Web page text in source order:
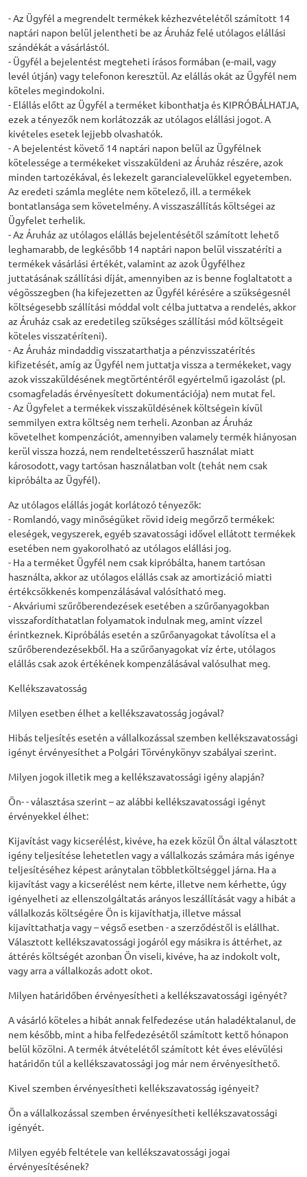
- Az Ügyfél a megrendelt termékek kézhezvételétől számított 14
naptári napon belül jelentheti be az Áruház felé utólagos elállási
szándékát a vásárlástól.
- Ügyfél a bejelentést megteheti írásos formában (e-mail, vagy
levél útján) vagy telefonon keresztül. Az elállás okát az Ügyfél nem
köteles megindokolni.
- Elállás előtt az Ügyfél a terméket kibonthatja és KIPRÓBÁLHATJA,
ezek a tényezők nem korlátozzák az utólagos elállási jogot. A
kivételes esetek lejjebb olvashatók.
- A bejelentést követő 14 naptári napon belül az Ügyfélnek
kötelessége a termékeket visszaküldeni az Áruház részére, azok
minden tartozékával, és lekezelt garancialevelükkel egyetemben.
Az eredeti számla megléte nem kötelező, ill. a termékek
bontatlansága sem követelmény. A visszaszállítás költségei az
Ügyfelet terhelik.
- Az Áruház az utólagos elállás bejelentésétől számított lehető
leghamarabb, de legkésőbb 14 naptári napon belül visszatéríti a
termékek vásárlási értékét, valamint az azok Ügyfélhez
juttatásának szállítási díját, amennyiben az is benne foglaltatott a
végösszegben (ha kifejezetten az Ügyfél kérésére a szükségesnél
költségesebb szállítási móddal volt célba juttatva a rendelés, akkor
az Áruház csak az eredetileg szükséges szállítási mód költségeit
köteles visszatéríteni).
- Az Áruház mindaddig visszatarthatja a pénzvisszatérítés
kifizetését, amíg az Ügyfél nem juttatja vissza a termékeket, vagy
azok visszaküldésének megtörténtéről egyértelmű igazolást (pl.
csomagfeladás érvényesített dokumentációja) nem mutat fel.
- Az Ügyfelet a termékek visszaküldésének költségein kívül
semmilyen extra költség nem terheli. Azonban az Áruház
követelhet kompenzációt, amennyiben valamely termék hiányosan
kerül vissza hozzá, nem rendeltetésszerű használat miatt
károsodott, vagy tartósan használatban volt (tehát nem csak
kipróbálta az Ügyfél).
Az utólagos elállás jogát korlátozó tényezők:
- Romlandó, vagy minőségüket rövid ideig megőrző termékek:
eleségek, vegyszerek, egyéb szavatossági idővel ellátott termékek
esetében nem gyakorolható az utólagos elállási jog.
- Ha a terméket Ügyfél nem csak kipróbálta, hanem tartósan
használta, akkor az utólagos elállás csak az amortizáció miatti
értékcsökkenés kompenzálásával valósítható meg.
- Akváriumi szűrőberendezések esetében a szűrőanyagokban
visszafordíthatatlan folyamatok indulnak meg, amint vízzel
érintkeznek. Kipróbálás esetén a szűrőanyagokat távolítsa el a
szűrőberendezésekből. Ha a szűrőanyagokat víz érte, utólagos
elállás csak azok értékének kompenzálásával valósulhat meg.
Kellékszavatosság
Milyen esetben élhet a kellékszavatosság jogával?
Hibás teljesítés esetén a vállalkozással szemben kellékszavatossági
igényt érvényesíthet a Polgári Törvénykönyv szabályai szerint.
Milyen jogok illetik meg a kellékszavatossági igény alapján?
Ön- - választása szerint – az alábbi kellékszavatossági igényt
érvényekkel élhet:
Kijavítást vagy kicserélést, kivéve, ha ezek közül Ön által választott
igény teljesítése lehetetlen vagy a vállalkozás számára más igénye
teljesítéséhez képest aránytalan többletköltséggel járna. Ha a
kijavítást vagy a kicserélést nem kérte, illetve nem kérhette, úgy
igényelheti az ellenszolgáltatás arányos leszállítását vagy a hibát a
vállalkozás költségére Ön is kijavíthatja, illetve mással
kijavíttathatja vagy – végső esetben - a szerződéstől is elállhat.
Választott kellékszavatossági jogáról egy másikra is áttérhet, az
áttérés költségét azonban Ön viseli, kivéve, ha az indokolt volt,
vagy arra a vállalkozás adott okot.
Milyen határidőben érvényesítheti a kellékszavatossági igényét?
A vásárló köteles a hibát annak felfedezése után haladéktalanul, de
nem később, mint a hiba felfedezésétől számított kettő hónapon
belül közölni. A termék átvételétől számított két éves elévülési
határidőn túl a kellékszavatossági jog már nem érvényesíthető.
Kivel szemben érvényesítheti kellékszavatosság igényeit?
Ön a vállalkozással szemben érvényesítheti kellékszavatossági
igényét.
Milyen egyéb feltétele van kellékszavatossági jogai
érvényesítésének?